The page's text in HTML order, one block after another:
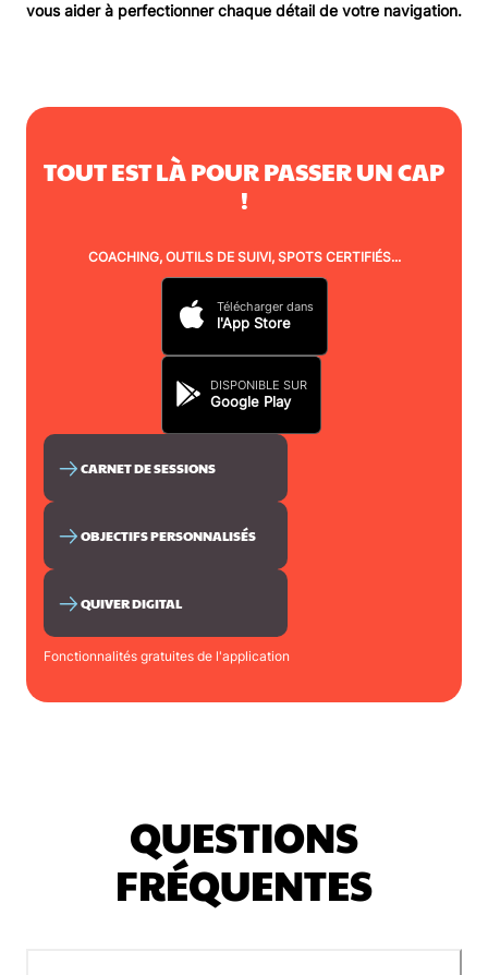
vous aider à perfectionner chaque détail de votre navigation.
TOUT EST LÀ POUR PASSER UN CAP
!
COACHING, OUTILS DE SUIVI, SPOTS CERTIFIÉS...
Télécharger dans
l'App Store
DISPONIBLE SUR
Google Play
CARNET DE SESSIONS
OBJECTIFS PERSONNALISÉS
QUIVER DIGITAL
Fonctionnalités gratuites de l'application
QUESTIONS
FRÉQUENTES